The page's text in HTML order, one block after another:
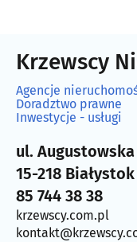
Krzewscy
Agencje
Doradztwo prawne
Inwestycje - usługi
ul.
15-218 Białystok
85 744 38 38
krzewscy.com.pl